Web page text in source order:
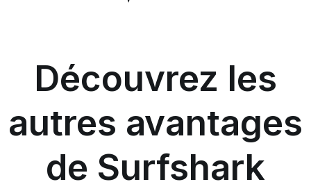
Découvrez les
autres avantages
de Surfshark